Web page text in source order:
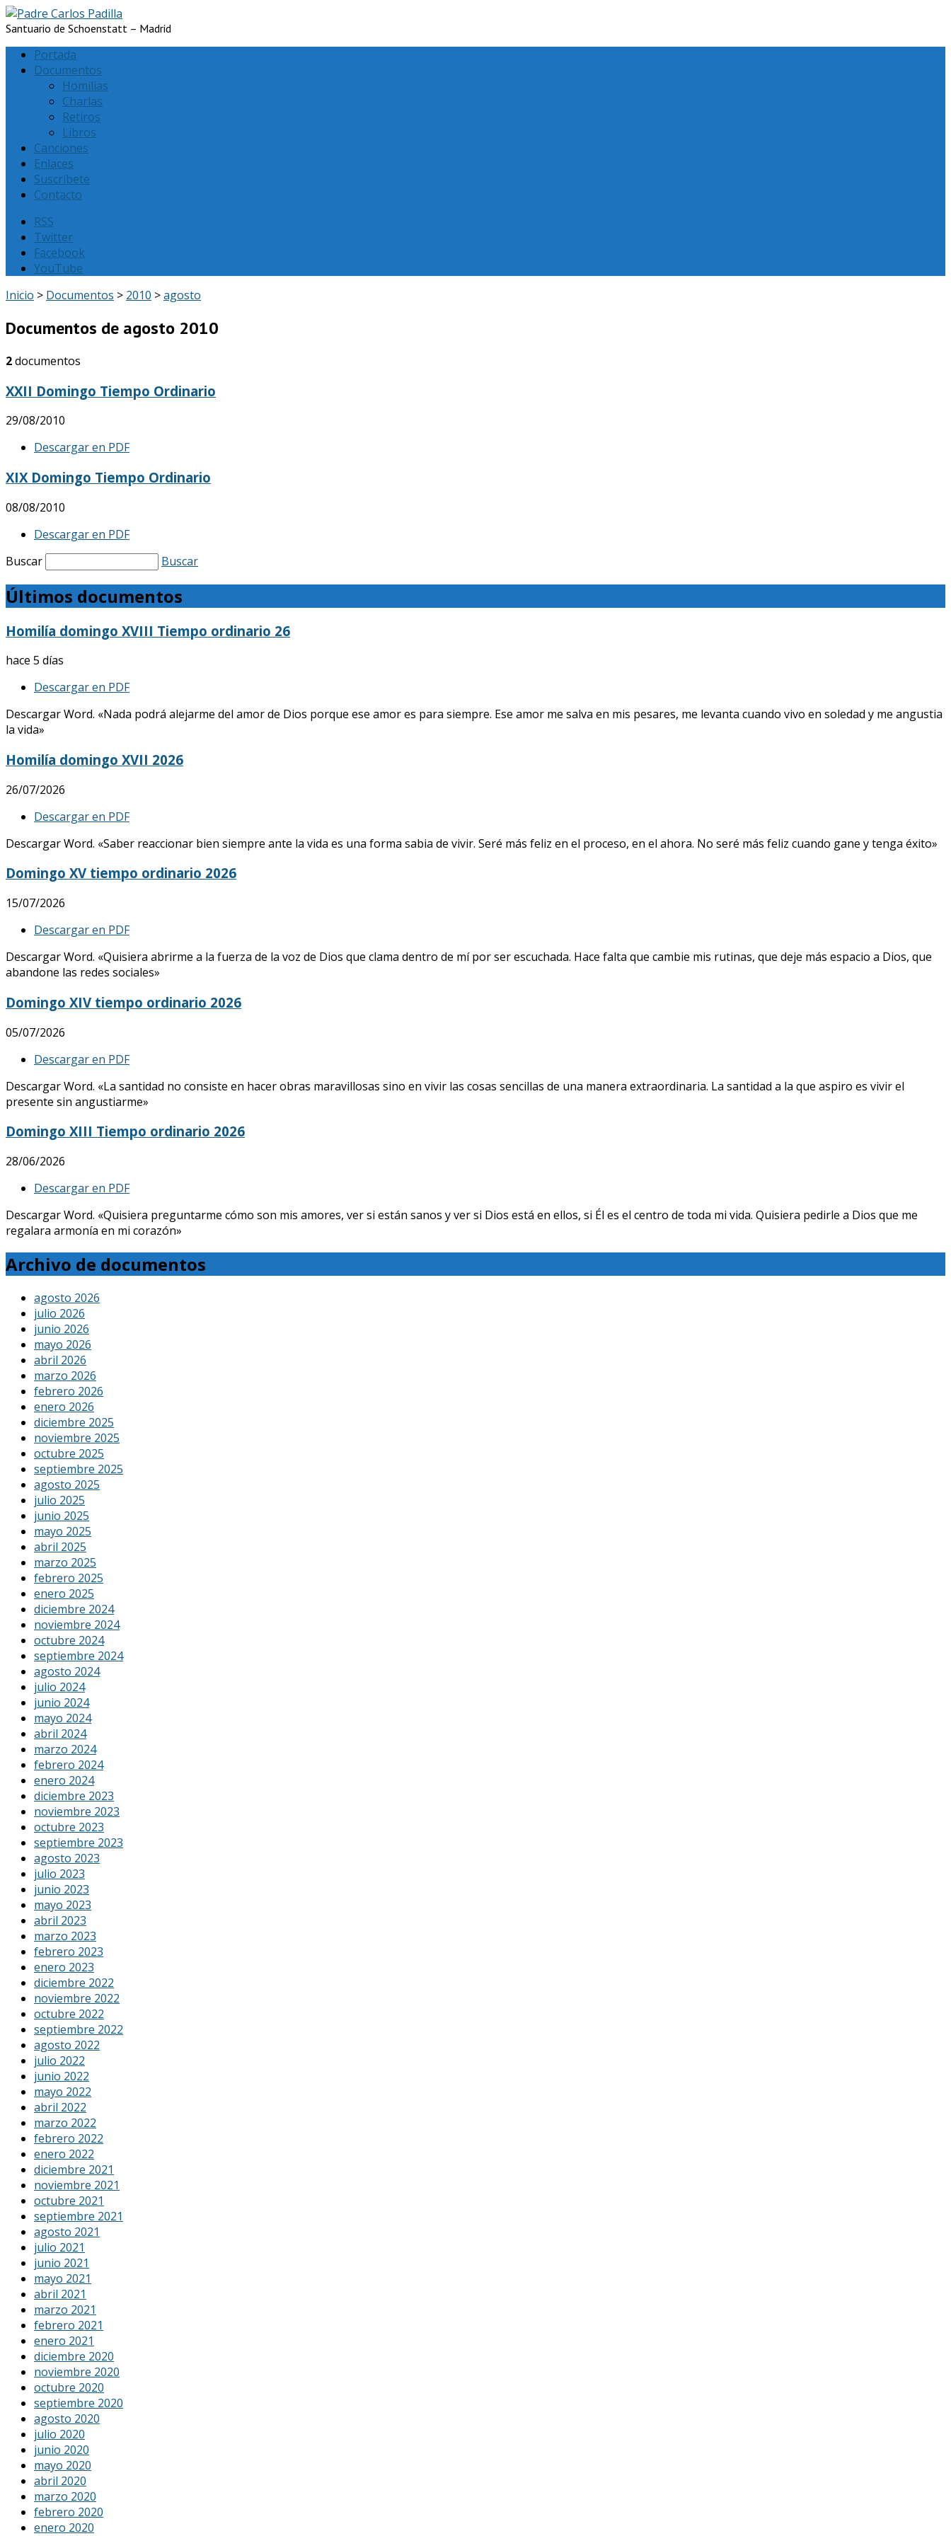
Santuario de Schoenstatt – Madrid
Portada
Documentos
Homilias
Charlas
Retiros
Libros
Canciones
Enlaces
Suscríbete
Contacto
RSS
Twitter
Facebook
YouTube
Inicio > Documentos > 2010 >agosto
Documentos de agosto 2010
2documentos
XXII Domingo Tiempo Ordinario
29/08/2010
Descargar en PDF
XIX Domingo Tiempo Ordinario
08/08/2010
Descargar en PDF
Buscar
Buscar
Últimos documentos
Homilía domingo XVIII Tiempo ordinario 26
hace 5 días
Descargar en PDF
Descargar Word. «Nada podrá alejarme del amor de Dios porque ese amor es para siempre. Ese amor me salva en mis pesares, me levanta cuando vivo en soledad y me angustia
la vida»
Homilía domingo XVII 2026
26/07/2026
Descargar en PDF
Descargar Word. «Saber reaccionar bien siempre ante la vida es una forma sabia de vivir. Seré más feliz en el proceso, en el ahora. No seré más feliz cuando gane y tenga éxito»
Domingo XV tiempo ordinario 2026
15/07/2026
Descargar en PDF
Descargar Word. «Quisiera abrirme a la fuerza de la voz de Dios que clama dentro de mí por ser escuchada. Hace falta que cambie mis rutinas, que deje más espacio a Dios, que
abandone las redes sociales»
Domingo XIV tiempo ordinario 2026
05/07/2026
Descargar en PDF
Descargar Word. «La santidad no consiste en hacer obras maravillosas sino en vivir las cosas sencillas de una manera extraordinaria. La santidad a la que aspiro es vivir el
presente sin angustiarme»
Domingo XIII Tiempo ordinario 2026
28/06/2026
Descargar en PDF
Descargar Word. «Quisiera preguntarme cómo son mis amores, ver si están sanos y ver si Dios está en ellos, si Él es el centro de toda mi vida. Quisiera pedirle a Dios que me
regalara armonía en mi corazón»
Archivo de documentos
agosto 2026
julio 2026
junio 2026
mayo 2026
abril 2026
marzo 2026
febrero 2026
enero 2026
diciembre 2025
noviembre 2025
octubre 2025
septiembre 2025
agosto 2025
julio 2025
junio 2025
mayo 2025
abril 2025
marzo 2025
febrero 2025
enero 2025
diciembre 2024
noviembre 2024
octubre 2024
septiembre 2024
agosto 2024
julio 2024
junio 2024
mayo 2024
abril 2024
marzo 2024
febrero 2024
enero 2024
diciembre 2023
noviembre 2023
octubre 2023
septiembre 2023
agosto 2023
julio 2023
junio 2023
mayo 2023
abril 2023
marzo 2023
febrero 2023
enero 2023
diciembre 2022
noviembre 2022
octubre 2022
septiembre 2022
agosto 2022
julio 2022
junio 2022
mayo 2022
abril 2022
marzo 2022
febrero 2022
enero 2022
diciembre 2021
noviembre 2021
octubre 2021
septiembre 2021
agosto 2021
julio 2021
junio 2021
mayo 2021
abril 2021
marzo 2021
febrero 2021
enero 2021
diciembre 2020
noviembre 2020
octubre 2020
septiembre 2020
agosto 2020
julio 2020
junio 2020
mayo 2020
abril 2020
marzo 2020
febrero 2020
enero 2020